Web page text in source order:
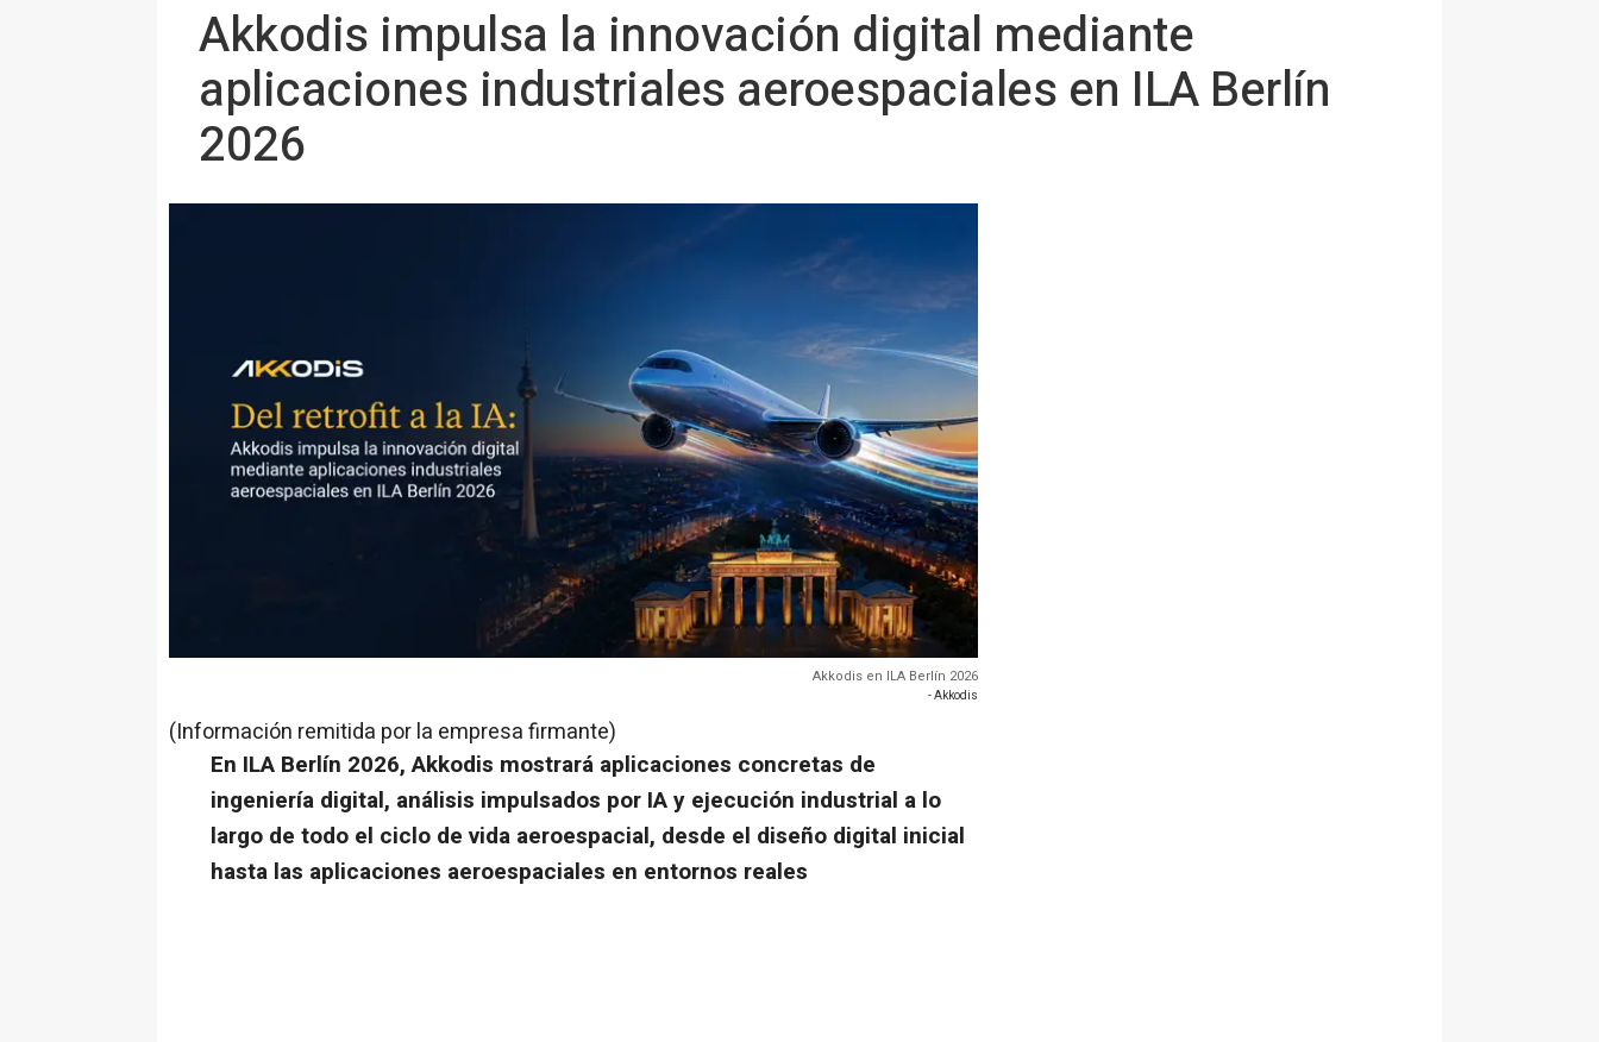
Akkodis impulsa la innovación digital mediante
aplicaciones industriales aeroespaciales en ILA Berlín
2026
Akkodis en ILA Berlín 2026
- Akkodis
(Información remitida por la empresa firmante)
En ILA Berlín 2026, Akkodis mostrará aplicaciones concretas de
ingeniería digital, análisis impulsados por IA y ejecución industrial a lo
largo de todo el ciclo de vida aeroespacial, desde el diseño digital inicial
hasta las aplicaciones aeroespaciales en entornos reales